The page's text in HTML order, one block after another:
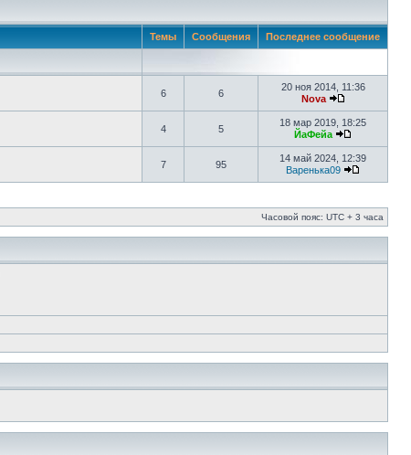
Темы Сообщения Последнее сообщение
6 6
20 ноя 2014, 11:36
Nova
4 5
18 мар 2019, 18:25
ЙаФейа
7 95
14 май 2024, 12:39
Варенька09
Часовой пояс: UTC + 3 часа